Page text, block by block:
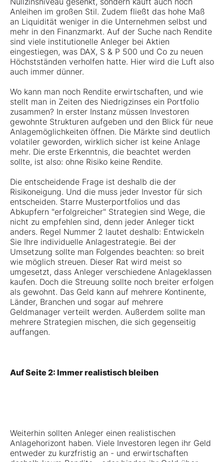
Anleihen im großen Stil. Zudem fließt das hohe Maß
an Liquidität weniger in die Unternehmen selbst und
mehr in den Finanzmarkt. Auf der Suche nach Rendite
sind viele institutionelle Anleger bei Aktien
eingestiegen, was DAX, S & P 500 und Co zu neuen
Höchstständen verholfen hatte. Hier wird die Luft also
auch immer dünner.
Wo kann man noch Rendite erwirtschaften, und wie
stellt man in Zeiten des Niedrigzinses ein Portfolio
zusammen? In erster Instanz müssen Investoren
gewohnte Strukturen aufgeben und den Blick für neue
Anlagemöglichkeiten öffnen. Die Märkte sind deutlich
volatiler geworden, wirklich sicher ist keine Anlage
mehr. Die erste Erkenntnis, die beachtet werden
sollte, ist also: ohne Risiko keine Rendite.
Die entscheidende Frage ist deshalb die der
Risikoneigung. Und die muss jeder Investor für sich
entscheiden. Starre Musterportfolios und das
Abkupfern "erfolgreicher" Strategien sind Wege, die
nicht zu empfehlen sind, denn jeder Anleger tickt
anders. Regel Nummer 2 lautet deshalb: Entwickeln
Sie Ihre individuelle Anlagestrategie. Bei der
Umsetzung sollte man Folgendes beachten: so breit
wie möglich streuen. Dieser Rat wird meist so
umgesetzt, dass Anleger verschiedene Anlageklassen
kaufen. Doch die Streuung sollte noch breiter erfolgen
als gewohnt. Das Geld kann auf mehrere Kontinente,
Länder, Branchen und sogar auf mehrere
Geldmanager verteilt werden. Außerdem sollte man
mehrere Strategien mischen, die sich gegenseitig
auffangen.
Auf Seite 2: Immer realistisch bleiben
Weiterhin sollten Anleger einen realistischen
Anlagehorizont haben. Viele Investoren legen ihr Geld
entweder zu kurzfristig an - und erwirtschaften